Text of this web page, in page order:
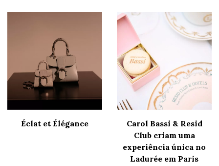
Éclat et Élégance
Carol Bassi & Resid
Club criam uma
experiência única no
Ladurée em Paris